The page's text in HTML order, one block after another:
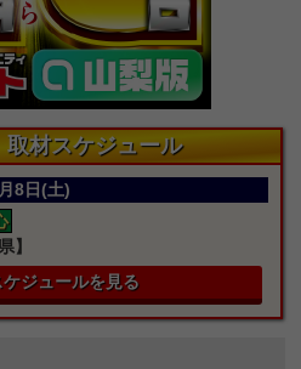
材スケジュール
8日(土)
】
ジュールを見る